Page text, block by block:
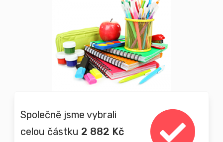
Společně jsme vybrali
celou částku 2 882 Kč